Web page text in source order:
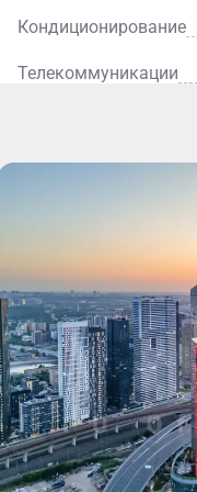
Кондиционирование
Телекоммуникации